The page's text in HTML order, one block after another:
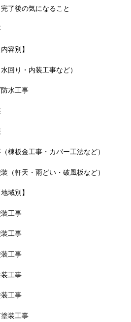
了後の気になること
容別】
回り・内装工事など）
水工事
棟板金工事・カバー工法など）
（軒天・雨どい・破風板など）
域別】
工事
工事
工事
工事
工事
装工事